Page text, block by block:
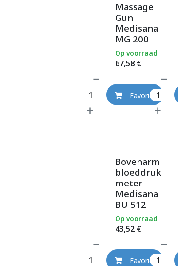
Massage
Gun
Medisana
MG 200
67,58 €
Op voorraad
Favoriet
Bovenarm
bloeddruk
meter
Medisana
BU 512
43,52 €
Op voorraad
Favoriet